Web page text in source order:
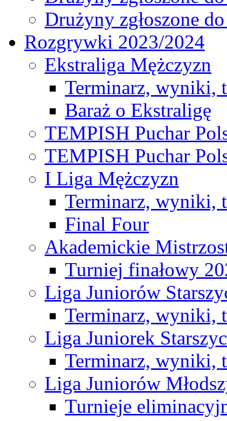
Drużyny zgłoszone
Rozgrywki 2023/2024
Ekstraliga Mężczyzn
Terminarz, wyniki,
Baraż o Ekstraligę
TEMPISH Puchar
TEMPISH Puchar
I Liga Mężczyzn
Terminarz, wyniki,
Final Four
Akademickie
Turniej finałowy
Liga Juniorów
Terminarz, wyniki,
Liga Juniorek
Terminarz, wyniki,
Liga Juniorów
Turnieje